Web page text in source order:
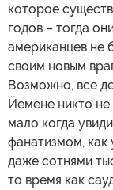
которое
годов – тогда
американцев не
своим новым
Возможно, все
Йемене никто не
мало когда
фанатизмом, как
даже сотнями
то время как